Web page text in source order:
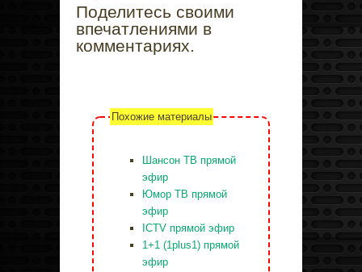
Поделитесь своими
впечатлениями в
комментариях.
Похожие материалы
Шансон ТВ прямой
эфир
Юмор ТВ прямой
эфир
ICTV прямой эфир
1+1 (1plus1) прямой
эфир